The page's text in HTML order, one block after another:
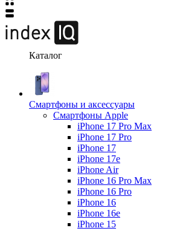
Каталог
Смартфоны и аксессуары
Смартфоны Apple
iPhone 17 Pro Max
iPhone 17 Pro
iPhone 17
iPhone 17e
iPhone Air
iPhone 16 Pro Max
iPhone 16 Pro
iPhone 16
iPhone 16e
iPhone 15